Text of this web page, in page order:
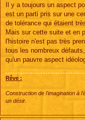
Il y a toujours un aspect
est un parti pris sur une
de tolérance qui étaient
Mais sur cette suite et en
l'histoire n'est pas très
tous les nombreux
qu'un pauvre aspect
Rêve :
Construction de l'imagination à
un désir.